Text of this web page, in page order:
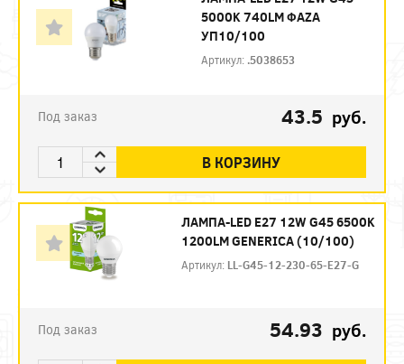
5000K 740LM ФАZА
УП10/100
Артикул: .5038653
Под заказ 43.5 руб.
В КОРЗИНУ
ЛАМПА-LED E27 12W G45 6500K
1200LM GENERICA (10/100)
Артикул: LL-G45-12-230-65-E27-G
Под заказ 54.93 руб.